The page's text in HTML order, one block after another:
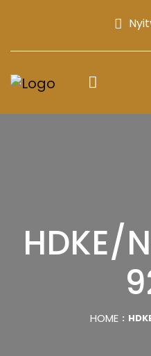
HDKE/
HOME